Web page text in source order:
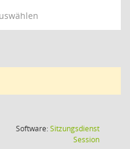
Software:Sitzungsdienst
Session(Wird in